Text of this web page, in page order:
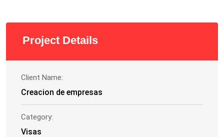
Project Details
Client Name:
Creacion de empresas
Category:
Visas